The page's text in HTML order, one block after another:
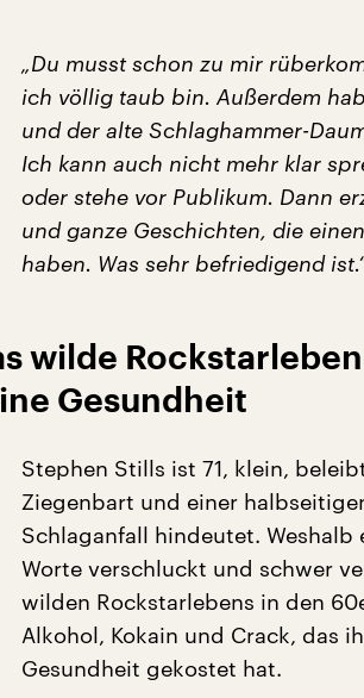
„Du musst schon zu mir
ich völlig taub bin. Außerdem
und der alte Schlaghammer-
Ich kann auch nicht mehr klar
oder stehe vor Publikum. Dann
und ganze Geschichten, die
haben. Was sehr befriedigend
wilde
Gesundheit
Stephen Stills ist 71, klein,
Ziegenbart und einer
Schlaganfall hindeutet. Weshalb
Worte verschluckt und schwer
wilden Rockstarlebens in den
Alkohol, Kokain und Crack, das
Gesundheit gekostet hat.